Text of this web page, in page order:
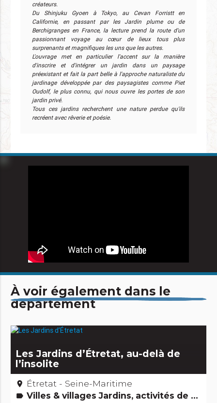
créateurs.
Du Shinjuku Gyoen à Tokyo, au Cevan Forristt en
Californie, en passant par les Jardin plume ou de
Berchigranges en France, la lecture prend la route d'un
passionnant voyage au cœur de lieux tous plus
surprenants et magnifiques les uns que les autres.
L'ouvrage met en particulier l'accent sur la manière
d'inscrire et d'intégrer un jardin dans un paysage
préexistant et fait la part belle à l'approche naturaliste du
jardinage développée par des paysagistes comme Piet
Oudolf, le plus connu, qui nous ouvre les portes de son
jardin privé.
Tous ces jardins recherchent une nature perdue qu'ils
recréent avec rêverie et poésie.
À voir également dans le
département
Les Jardins d’Étretat, au-delà de
l’insolite
place Étretat - Seine-Maritime
label Villes & villages Jardins, activités de découverte et de loisirs Curiosités naturelles Grands sites